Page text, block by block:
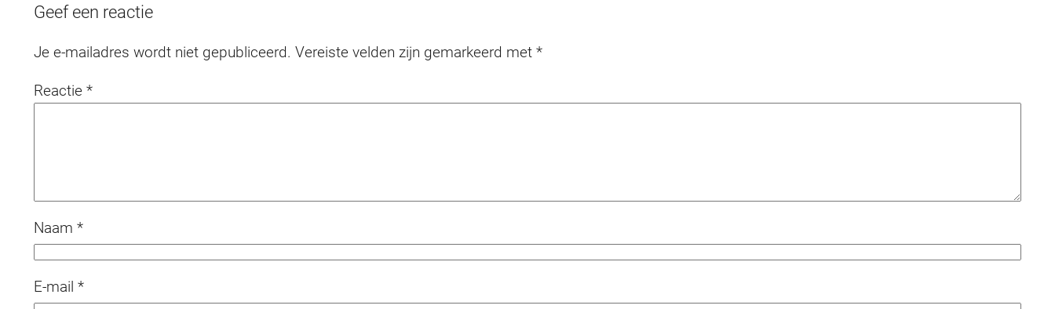
Geef een reactie
Je e-mailadres wordt niet gepubliceerd. Vereiste velden zijn gemarkeerd met*
Reactie*
Naam*
E-mail*